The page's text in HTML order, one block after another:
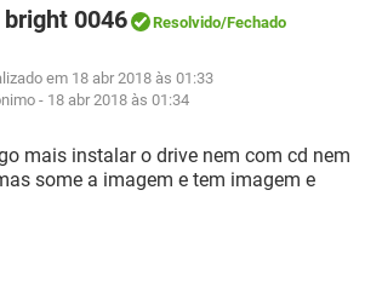
GMAIL
GMAIL
WHATSAPP
EXCEL
GMAIL
WHATSAPP
EXCEL
WHATSAPP
FACEBOOK
0046 Resolvido/Fechado
em 18 abr 2018 às 01:33
- 18 abr 2018 às 01:34
mais instalar o drive nem com cd nem
some a imagem e tem imagem e